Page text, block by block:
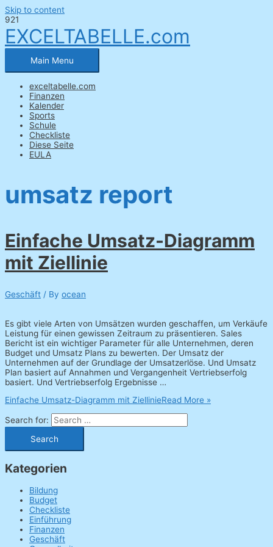
Skip to content
EXCELTABELLE.com
Main Menu
exceltabelle.com
Finanzen
Kalender
Sports
Schule
Checkliste
Diese Seite
EULA
umsatz report
Einfache Umsatz-Diagramm
mit Ziellinie
Geschäft / By ocean
Es gibt viele Arten von Umsätzen wurden geschaffen, um Verkäufe
Leistung für einen gewissen Zeitraum zu präsentieren. Sales
Bericht ist ein wichtiger Parameter für alle Unternehmen, deren
Budget und Umsatz Plans zu bewerten. Der Umsatz der
Unternehmen auf der Grundlage der Umsatzerlöse. Und Umsatz
Plan basiert auf Annahmen und Vergangenheit Vertriebserfolg
basiert. Und Vertriebserfolg Ergebnisse …
Einfache Umsatz-Diagramm mit ZiellinieRead More »
Search for:
Kategorien
Bildung
Budget
Checkliste
Einführung
Finanzen
Geschäft